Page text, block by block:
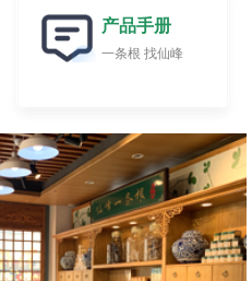
产品手册
一条根 找仙峰